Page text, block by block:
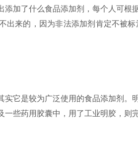
加了什么食品添加剂，每个人可根
出来的，因为非法添加剂肯定不被
它是较为广泛使用的食品添加剂。
些药用胶囊中，用了工业明胶，则